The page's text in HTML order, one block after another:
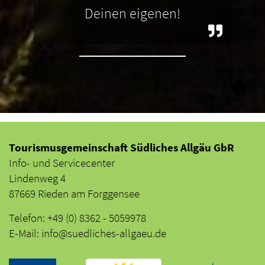
Deinen eigenen!
Tourismusgemeinschaft Südliches Allgäu GbR
Info- und Servicecenter
Lindenweg 4
87669 Rieden am Forggensee
Telefon: +49 (0) 8362 - 5059978
E-Mail: info@suedliches-allgaeu.de